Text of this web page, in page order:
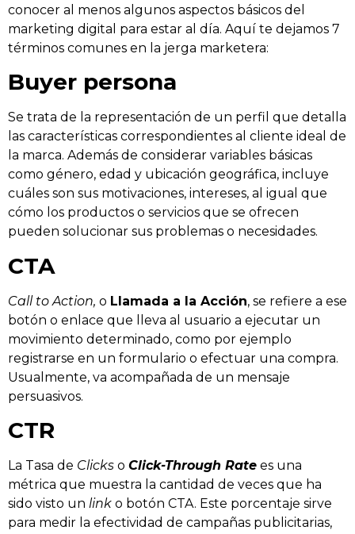
conocer al menos algunos aspectos básicos del
marketing digital para estar al día. Aquí te dejamos 7
términos comunes en la jerga marketera:
Buyer persona
Se trata de la representación de un perfil que detalla
las características correspondientes al cliente ideal de
la marca. Además de considerar variables básicas
como género, edad y ubicación geográfica, incluye
cuáles son sus motivaciones, intereses, al igual que
cómo los productos o servicios que se ofrecen
pueden solucionar sus problemas o necesidades.
CTA
Call to Action, o Llamada a la Acción, se refiere a ese
botón o enlace que lleva al usuario a ejecutar un
movimiento determinado, como por ejemplo
registrarse en un formulario o efectuar una compra.
Usualmente, va acompañada de un mensaje
persuasivos.
CTR
La Tasa de Clicks o Click-Through Rate es una
métrica que muestra la cantidad de veces que ha
sido visto un link o botón CTA. Este porcentaje sirve
para medir la efectividad de campañas publicitarias,